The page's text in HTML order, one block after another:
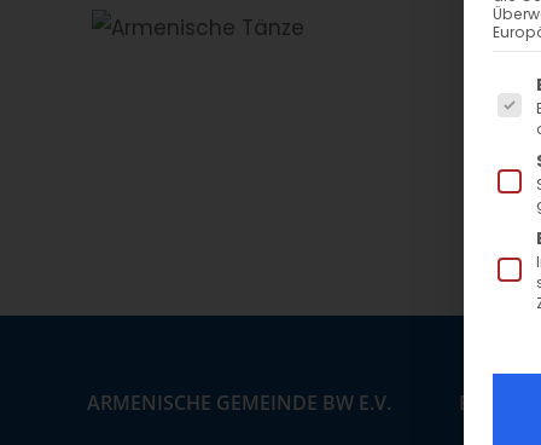
ARMENISCHE GEMEINDE BW E.V.
Es